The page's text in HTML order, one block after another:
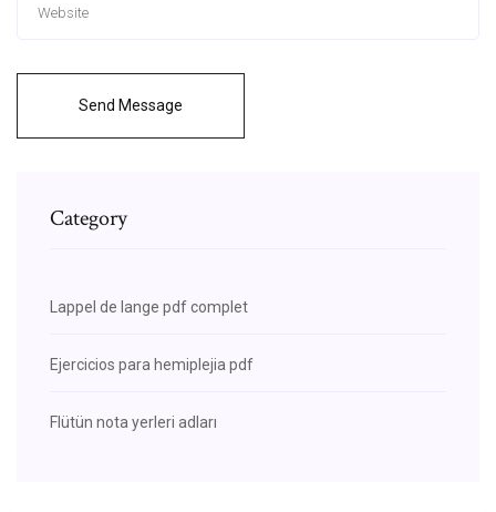
Send Message
Category
Lappel de lange pdf complet
Ejercicios para hemiplejia pdf
Flütün nota yerleri adları